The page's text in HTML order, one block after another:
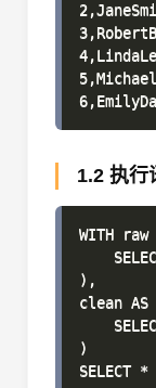
1.2 执行
WITH
),
clean AS
)